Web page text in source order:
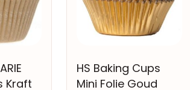
Kraft
HS Baking Cups
Mini Folie Goud